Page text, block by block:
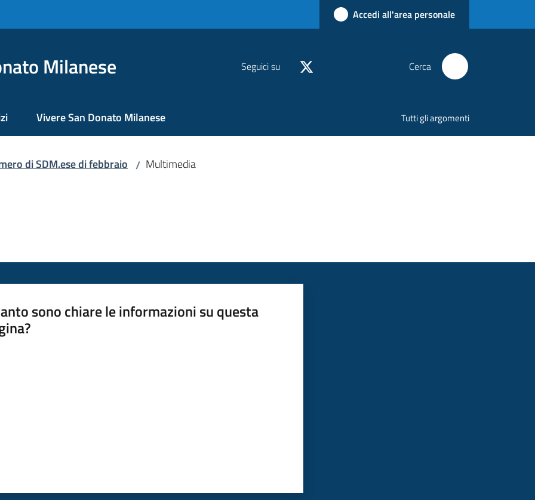
Accedi all'area personale
Milanese Seguici su Cerca
Vivere San Donato Milanese Tutti gli argomenti
di SDM.ese di febbraio / Multimedia
sono chiare le informazioni su questa